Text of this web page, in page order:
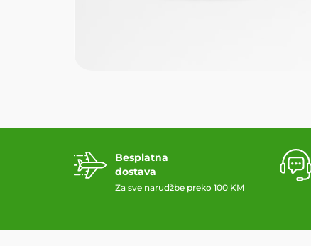
Besplatna
dostava
Za sve narudžbe preko 100 KM